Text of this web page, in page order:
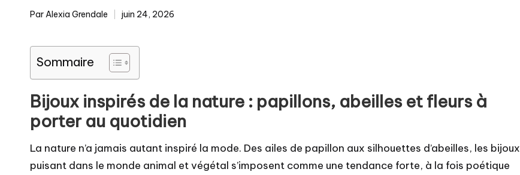
Posted
ParAlexia Grendale juin 24, 2026
Sommaire
Bijoux inspirés de la nature : papillons, abeilles et fleurs à
porter au quotidien
La nature n’a jamais autant inspiré la mode. Des ailes de papillon aux silhouettes d’abeilles, les bijoux
puisant dans le monde animal et végétal s’imposent comme une tendance forte, à la fois poétique